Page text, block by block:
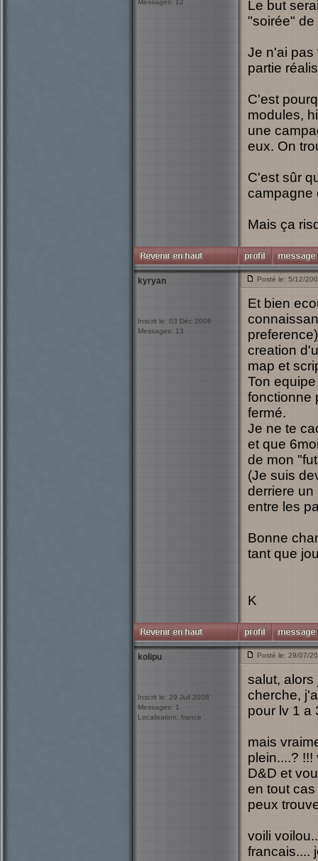
Messages: 12
Le but
"soirée" de
Je n'ai pas
partie
C'est
modules,
une
eux. On
C'est sûr
campagne
Mais ça
kyryan
Inscrit le: 03 Déc 2006
Messages: 13
Posté le: 5/12/
Et bien
creation
map et
Ton
fonctionne
fermé.
Je ne te
et que
de mon
(Je suis
derriere un
entre les
Bonne
tant que
K
kolipu
Inscrit le: 29 Juil 2008
Messages: 1
Localisation: france
Posté le: 29/07/
salut, alors
cherche,
pour lv 1 a
mais
plein....?
D&D et
en tout
peux
voili
francais....